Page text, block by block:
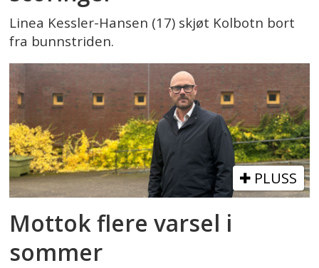
Linea Kessler-Hansen (17) skjøt Kolbotn bort
fra bunnstriden.
PLUSS
Mottok flere varsel i
sommer